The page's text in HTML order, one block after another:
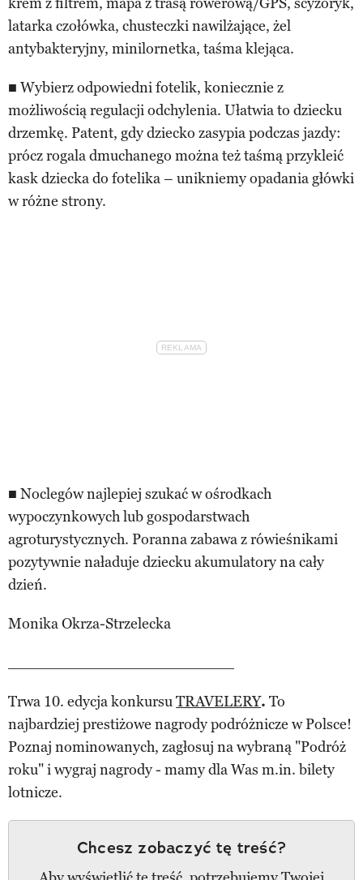
latarka czołówka, chusteczki nawilżające, żel
antybakteryjny, minilornetka, taśma klejąca.
■ Wybierz odpowiedni fotelik, koniecznie z
możliwością regulacji odchylenia. Ułatwia to dziecku
drzemkę. Patent, gdy dziecko zasypia podczas jazdy:
prócz rogala dmuchanego można też taśmą przykleić
kask dziecka do fotelika – unikniemy opadania główki
w różne strony.
■ Noclegów najlepiej szukać w ośrodkach
wypoczynkowych lub gospodarstwach
agroturystycznych. Poranna zabawa z rówieśnikami
pozytywnie naładuje dziecku akumulatory na cały
dzień.
Monika Okrza-Strzelecka
Trwa 10. edycja konkursuTRAVELERY. To
najbardziej prestiżowe nagrody podróżnicze w Polsce!
Poznaj nominowanych, zagłosuj na wybraną "Podróż
roku" i wygraj nagrody - mamy dla Was m.in. bilety
lotnicze.
Chcesz zobaczyć tę treść?